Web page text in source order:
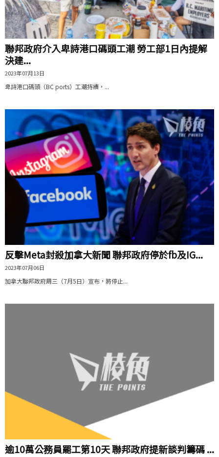
聯邦政府介入卑詩港口碼頭工潮 勞工部1日內提解
決建...
2023年07月13日
卑詩港口碼頭（BC ports）工潮持續，...
反擊Meta封殺加拿大新聞 聯邦政府停於fb及IG...
2023年07月06日
加拿大聯邦政府周三（7月5日）宣布，將停止...
逾10萬公務員罷工第10天 聯邦政府提新談判籌碼 ...